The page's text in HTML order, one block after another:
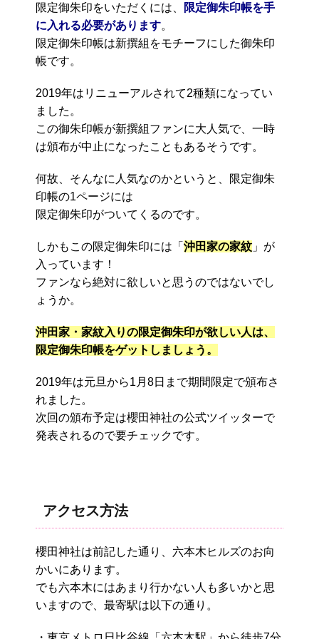
限定御朱印をいただくには、
限定御朱印帳を手
に入れる必要があります。
限定御朱印帳は新撰組をモチーフにした御朱印
帳です。
2019年はリニューアルされて2種類になってい
ました。
この御朱印帳が新撰組ファンに大人気で、一時
は頒布が中止になったこともあるそうです。
何故、そんなに人気なのかというと、限定御朱
印帳の1ページには
限定御朱印がついてくるのです。
しかもこの限定御朱印には「 沖田家の家紋 」が
入っています！
ファンなら絶対に欲しいと思うのではないでし
ょうか。
沖田家・家紋入りの限定御朱印が欲しい人は、
限定御朱印帳をゲットしましょう。
2019年は元旦から1月8日まで期間限定で頒布さ
れました。
次回の頒布予定は櫻田神社の公式ツイッターで
発表されるので要チェックです。
アクセス方法
櫻田神社は前記した通り、六本木ヒルズのお向
かいにあります。
でも六本木にはあまり行かない人も多いかと思
いますので、最寄駅は以下の通り。